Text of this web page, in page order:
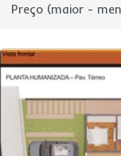
Ordenar por